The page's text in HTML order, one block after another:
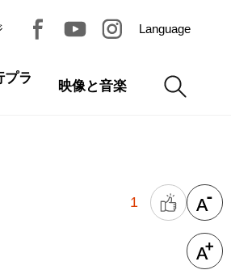
Language
プラ
映像と音楽
1